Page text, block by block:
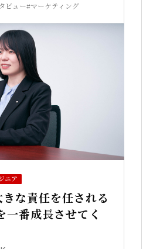
ビュー#マーケティング
ニア
な責任を任される
一番成長させてく